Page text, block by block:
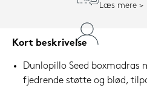
Læs mere
Kort beskrivelse
Dunlopillo Seed boxmadras
fjedrende støtte og blød,